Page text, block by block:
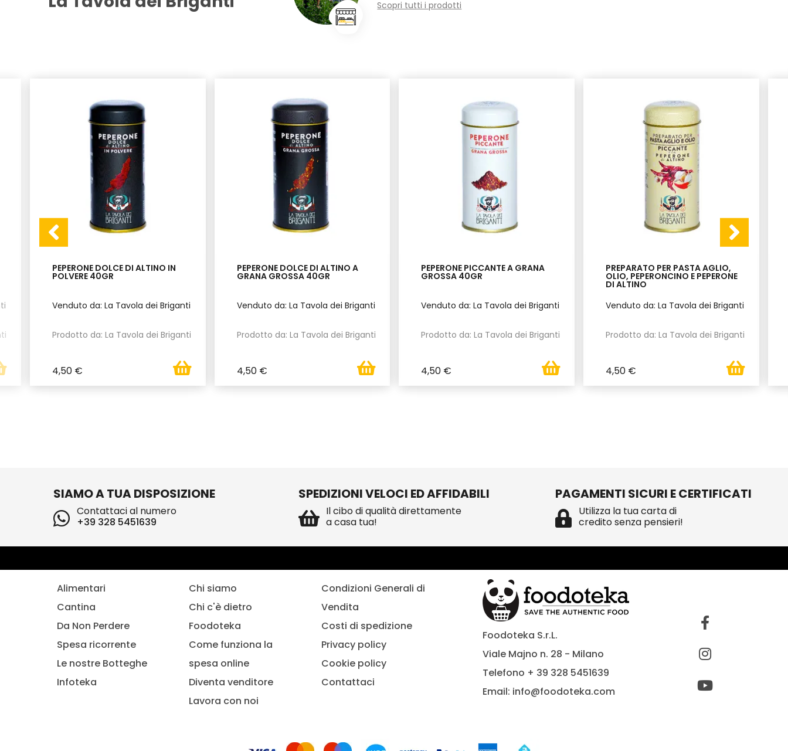
Scopri tutti i prodotti
PEPERONE DOLCE DI ALTINO IN
POLVERE 40GR
Venduto da: La Tavola dei Briganti
Prodotto da: La Tavola dei Briganti
4,50 €
PEPERONE DOLCE DI ALTINO A
GRANA GROSSA 40GR
Venduto da: La Tavola dei Briganti
Prodotto da: La Tavola dei Briganti
4,50 €
PEPERONE PICCANTE A GRANA
GROSSA 40GR
Venduto da: La Tavola dei Briganti
Prodotto da: La Tavola dei Briganti
4,50 €
PREPARATO PER PASTA AGLIO,
OLIO, PEPERONCINO E PEPERONE
DI ALTINO
Venduto da: La Tavola dei Briganti
Prodotto da: La Tavola dei Briganti
4,50 €
SIAMO A TUA DISPOSIZIONE
Contattaci al numero
+39 328 5451639
SPEDIZIONI VELOCI ED AFFIDABILI
Il cibo di qualità direttamente
a casa tua!
PAGAMENTI SICURI E CERTIFICATI
Utilizza la tua carta di
credito senza pensieri!
Alimentari
Cantina
Da Non Perdere
Spesa ricorrente
Le nostre Botteghe
Infoteka
Chi siamo
Chi c'è dietro
Foodoteka
Come funziona la
spesa online
Diventa venditore
Lavora con noi
Condizioni Generali di
Vendita
Costi di spedizione
Privacy policy
Cookie policy
Contattaci
Foodoteka S.r.L.
Viale Majno n. 28 - Milano
Telefono + 39 328 5451639
Email: info@foodoteka.com